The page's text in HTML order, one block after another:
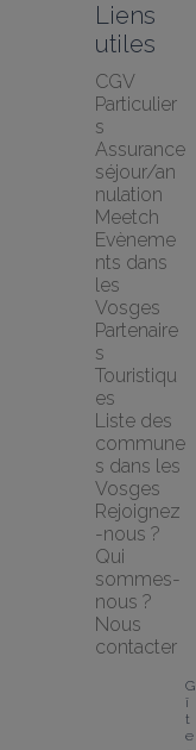
Liens
utiles
CGV
Particulier
s
Assurance
séjour/an
nulation
Meetch
Evèneme
nts dans
les
Vosges
Partenaire
s
Touristiqu
es
Liste des
commune
s dans les
Vosges
Rejoignez
-nous ?
Qui
sommes-
nous ?
Nous
contacter
G
î
t
e